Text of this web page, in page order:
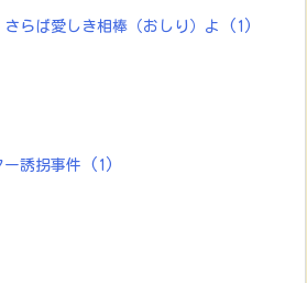
らば愛しき相棒（おしり）よ (1)
ー誘拐事件 (1)